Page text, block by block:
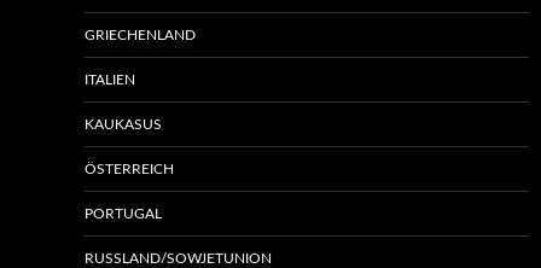
GRIECHENLAND
ITALIEN
KAUKASUS
ÖSTERREICH
PORTUGAL
RUSSLAND/SOWJETUNION